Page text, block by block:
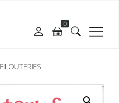
0
FILOUTERIES